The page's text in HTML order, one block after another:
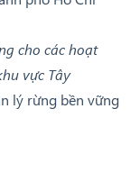
cho các hoạt
vực Tây
lý rừng bền vững